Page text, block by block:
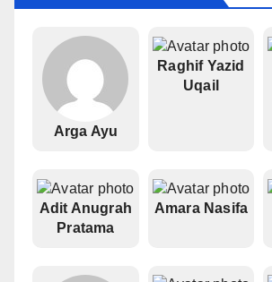
Arga Ayu
Raghif Yazid
Uqail
Adit Anugrah
Pratama
Amara Nasifa